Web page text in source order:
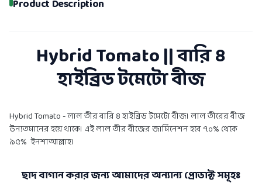
Product Description
Hybrid Tomato || বারি ৪
হাইব্রিড টমেটো বীজ
Hybrid Tomato - লাল তীর বারি ৪ হাইব্রিড টমেটো বীজ। লাল তীরের বীজ
উন্যতমানের হয়ে থাকে। এই লাল তীর বীজের জার্মিনেশন হবে ৭০% থেকে
৯৫% ইনশাআল্লাহ।
ছাদ বাগান করার জন্য আমাদের অন্যান্য প্রোডাক্ট সমূহঃ